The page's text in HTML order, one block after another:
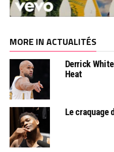
MORE IN ACTUALITÉS
Derrick
Heat
Le craquage